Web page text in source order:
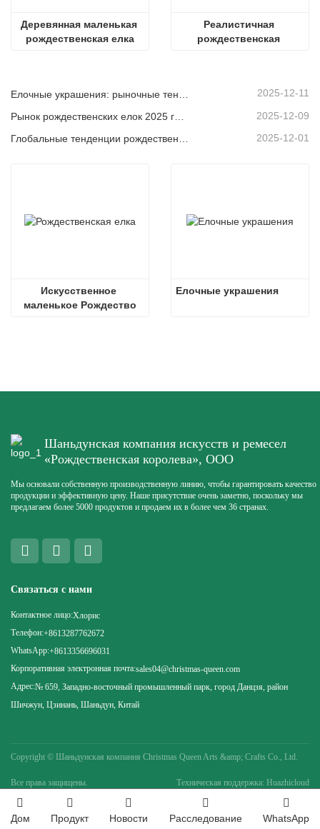
Деревянная маленькая
рождественская елка
Реалистичная
рождественская
2025-12-11
2025-12-09
Глобальные тенденции рождественского декора и почему Christmas Queen продолжает лидировать на рынке 2025-12-01
Искусственное
маленькое Рождество
Елочные украшения
Шаньдунская компания искусств и ремесел
«Рождественская королева», ООО
Мы основали собственную производственную линию, чтобы гарантировать качество
продукции и эффективную цену. Наше присутствие очень заметно, поскольку мы
предлагаем более 5000 продуктов и продаем их в более чем 36 странах.
Связаться с нами
Контактное лицо:Хлорис
Телефон:+8613287762672
WhatsApp:+8613356696031
Корпоративная электронная почта:sales04@christmas-queen.com
Адрес:№ 659, Западно-восточный промышленный парк, город Данцзя, район
Шичжун, Цзинань, Шаньдун, Китай
Copyright © Шаньдунская компания Christmas Queen Arts &amp; Crafts Co., Ltd.
Все права защищены. Техническая поддержка: Huazhicloud
Дом Продукт Новости Расследование WhatsApp